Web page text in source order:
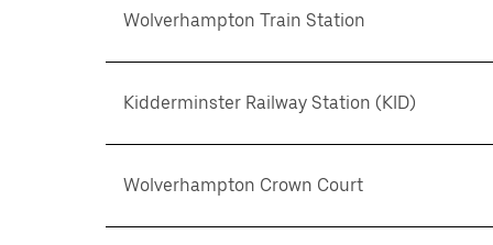
Wolverhampton Train Station
Kidderminster Railway Station (KID)
Wolverhampton Crown Court